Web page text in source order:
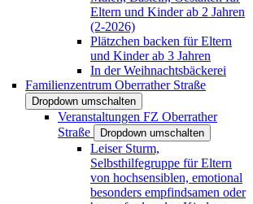
Eltern und Kinder ab 2 Jahren
(2-2026)
Plätzchen backen für Eltern
und Kinder ab 3 Jahren
In der Weihnachtsbäckerei
Familienzentrum Oberrather Straße
Dropdown umschalten
Veranstaltungen FZ Oberrather
Straße
Dropdown umschalten
Leiser Sturm,
Selbsthilfegruppe für Eltern
von hochsensiblen, emotional
besonders empfindsamen oder